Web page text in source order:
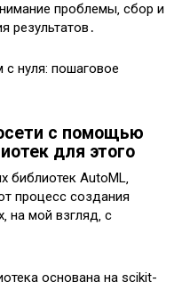
проблемы‚ сбор и
результатов․
с помощью
для этого
AutoML‚
процесс создания
на мой взгляд‚ с
основана на scikit-